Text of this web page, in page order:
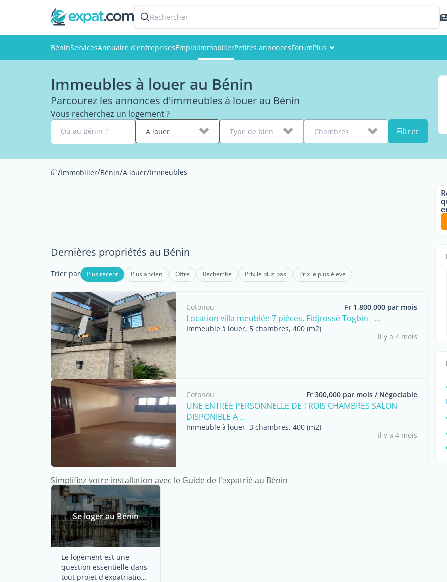
Rechercher
BéninServicesAnnuaire d'entreprisesEmploiImmobilierPetites annoncesForumPlus
Immeubles à louer au Bénin
Parcourez les annonces d'immeubles à louer au Bénin
Vous recherchez un logement ?
Où au Bénin ? A louer Type de bien Chambres Filtrer
/Immobilier/Bénin/A louer/Immeubles
Dernières propriétés au Bénin
Trier par Plus récent Plus ancien Offre Recherche Prix le plus bas Prix le plus élevé
Cotonou Fr 1,800,000 par mois
Location villa meublée 7 pièces, Fidjrossè Togbin - ...
Immeuble à louer, 5 chambres, 400 (m2)
il y a 4 mois
Cotonou Fr 300,000 par mois / Négociable
UNE ENTRÉE PERSONNELLE DE TROIS CHAMBRES SALON
DISPONIBLE À ...
Immeuble à louer, 3 chambres, 400 (m2)
il y a 4 mois
Simplifiez votre installation avec le Guide de l'expatrié au Bénin
Se loger au Bénin
Le logement est une
question essentielle dans
tout projet d'expatriation.